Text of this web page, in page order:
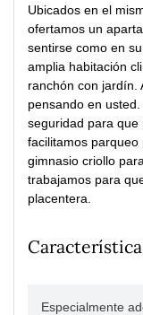
Ubicados en el
ofertamos un
sentirse como en
amplia habitación
ranchón con jardín.
pensando en
seguridad para que
facilitamos
gimnasio criollo
trabajamos para
placentera.
Especialmente